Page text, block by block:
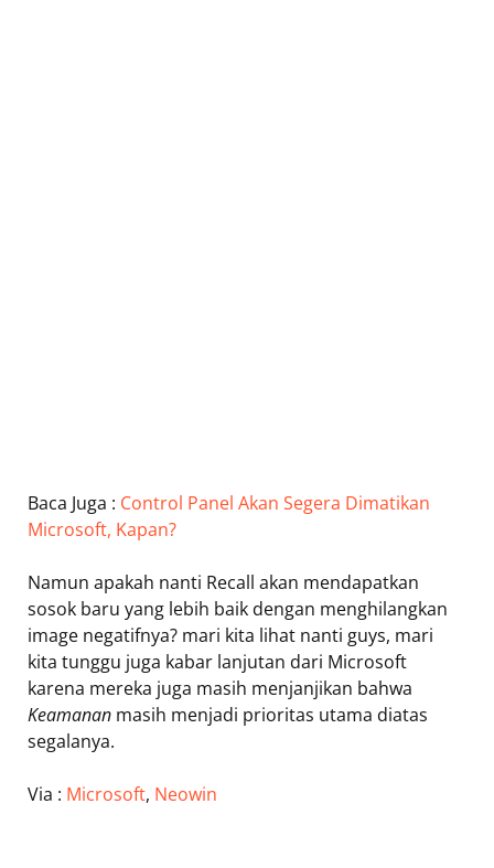
Baca Juga : Control Panel Akan Segera Dimatikan
Microsoft, Kapan?
Namun apakah nanti Recall akan mendapatkan
sosok baru yang lebih baik dengan menghilangkan
image negatifnya? mari kita lihat nanti guys, mari
kita tunggu juga kabar lanjutan dari Microsoft
karena mereka juga masih menjanjikan bahwa
Keamanan masih menjadi prioritas utama diatas
segalanya.
Via : Microsoft, Neowin